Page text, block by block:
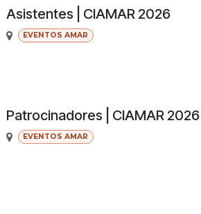
Asistentes | CIAMAR 2026
EVENTOS AMAR
Patrocinadores | CIAMAR 2026
EVENTOS AMAR